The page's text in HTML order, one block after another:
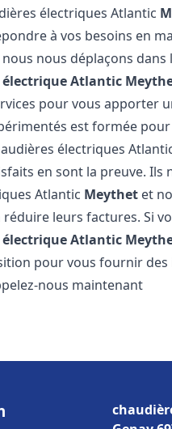
électriques Atlantic
à vos besoins en
nous déplaçons
Atlantic
pour vous apporter
est formée
électriques
en sont la preuve.
Atlantic Meythet et
leurs factures. Si
Atlantic
pour vous fournir
nous maintenant